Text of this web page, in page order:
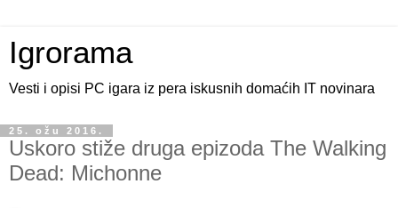
Igrorama
Vesti i opisi PC igara iz pera iskusnih domaćih IT novinara
25. ožu 2016.
Uskoro stiže druga epizoda The Walking
Dead: Michonne